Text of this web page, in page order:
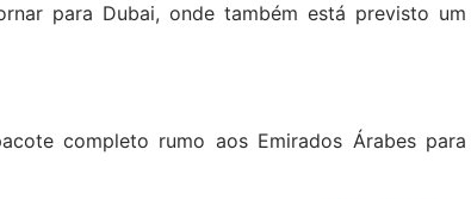
para Dubai, onde também está previsto um
completo rumo aos Emirados Árabes para